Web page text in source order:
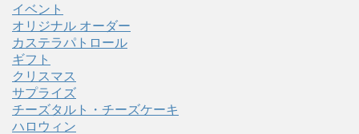
ブ
イベント
オリジナル オーダー
カステラパトロール
ギフト
クリスマス
サプライズ
チーズタルト・チーズケーキ
ハロウィン